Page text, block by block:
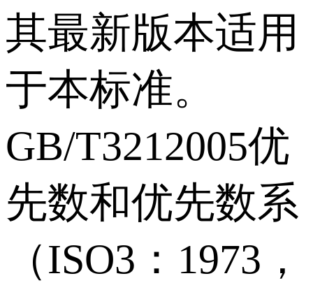
其最新版本适用
于本标准。
GB/T3212005优
先数和优先数系
（ISO3：1973，